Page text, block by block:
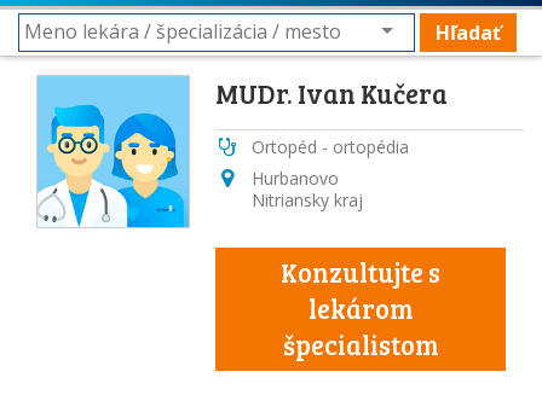
Hľadať
MUDr. Ivan Kučera
Ortopéd - ortopédia
Hurbanovo
Nitriansky kraj
Konzultujte s
lekárom
špecialistom